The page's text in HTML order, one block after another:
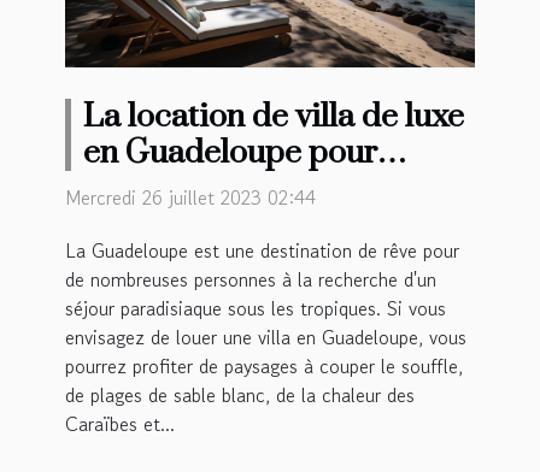
La location de villa de luxe
en Guadeloupe pour
passer ses vacances est-il
Mercredi 26 juillet 2023 02:44
La Guadeloupe est une destination de rêve pour
de nombreuses personnes à la recherche d'un
séjour paradisiaque sous les tropiques. Si vous
envisagez de louer une villa en Guadeloupe, vous
pourrez profiter de paysages à couper le souffle,
de plages de sable blanc, de la chaleur des
Caraïbes et...